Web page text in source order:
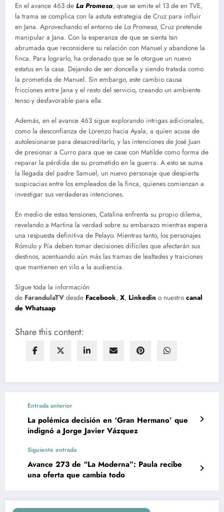
En el avance 463 de La Promesa, que se emite el 13 de en TVE,
la trama se complica con la astuta estrategia de Cruz para influir
en Jana. Aprovechando el entorno de La Promesa, Cruz pretende
manipular a Jana. Con la esperanza de que se sienta tan
abrumada que reconsidere su relación con Manuel y abandone la
finca. Para lograrlo, ha ordenado que se le otorgue un nuevo
estatus en la casa. Dejando de ser doncella y siendo tratada como
la prometida de Manuel. Sin embargo, este cambio causa
fricciones entre Jana y el resto del servicio, creando un ambiente
tenso y desfavorable para ella.
Además, en el avance 463 sigue explorando intrigas adicionales,
como la desconfianza de Lorenzo hacia Ayala, a quien acusa de
autolesionarse para desacreditarlo, y las intenciones de José Juan
de presionar a Curro para que se case con Matilde como forma de
reparar la pérdida de su prometido en la guerra. A esto se suma
la llegada del padre Samuel, un nuevo personaje que despierta
suspicacias entre los empleados de la finca, quienes comienzan a
investigar sus verdaderas intenciones.
En medio de estas tensiones, Catalina enfrenta su propio dilema,
revelando a Martina la verdad sobre su embarazo mientras espera
una respuesta definitiva de Pelayo. Mientras tanto, los personajes
Rómulo y Pía deben tomar decisiones difíciles que afectarán sus
destinos, acentuando aún más las tramas de lealtades y traiciones
que mantienen en vilo a la audiencia.
Sigue toda la información
de FarandulaTV desde Facebook, X, Linkedin o nuestro canal
de Whatsaap
Share this content:
Entrada anterior
La polémica decisión en ‘Gran Hermano’ que
indignó a Jorge Javier Vázquez
Siguiente entrada
Avance 273 de “La Moderna”: Paula recibe
una oferta que cambia todo